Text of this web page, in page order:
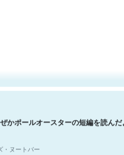
ろうなと凄く思う。英語少しでも読
Fucking Go. Then Covid hit. Shit.
ヌートバー
かポールオースターの短編を読んだ
ヌートバー